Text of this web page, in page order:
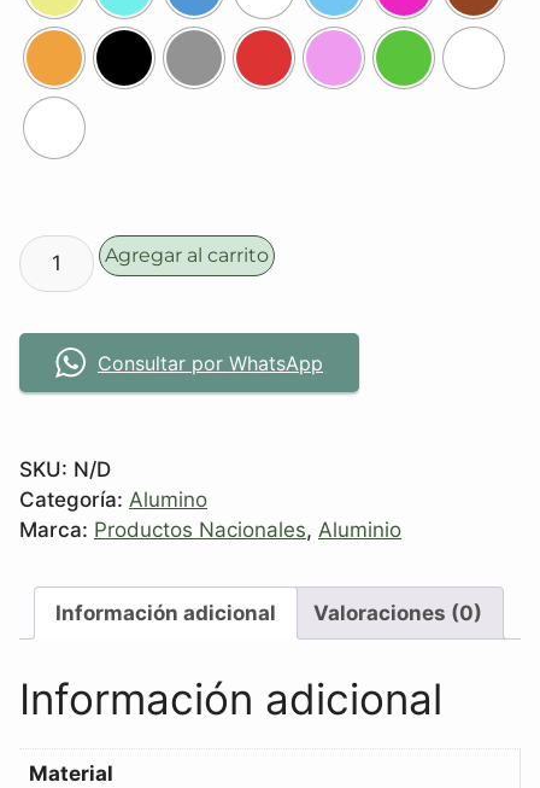
Agregar al carrito
Consultar por WhatsApp
SKU: N/D
Categoría: Alumino
Marca: Productos Nacionales, Aluminio
Información adicional Valoraciones (0)
Información adicional
Material